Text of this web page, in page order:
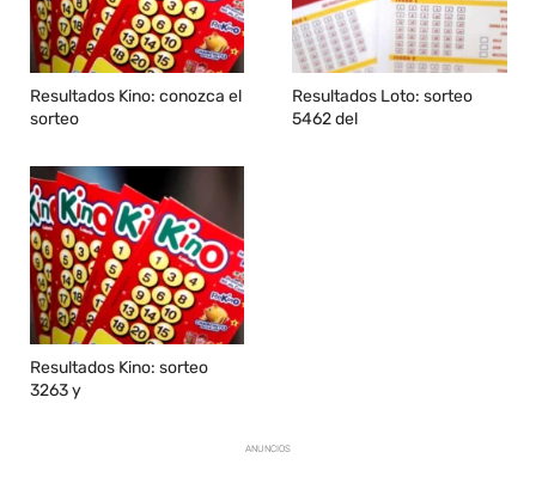
Resultados Kino: conozca el
sorteo
Resultados Loto: sorteo
5462 del
Resultados Kino: sorteo
3263 y
ANUNCIOS